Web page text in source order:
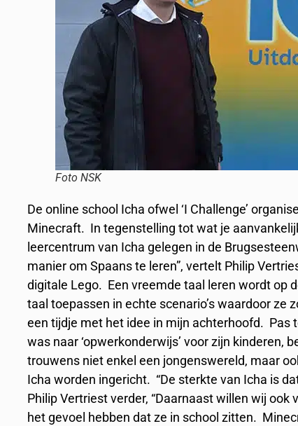
Foto NSK
De online school Icha ofwel ‘I Challenge’
Minecraft. In tegenstelling tot wat je
leercentrum van Icha gelegen in de
manier om Spaans te leren”, vertelt Philip
digitale Lego. Een vreemde taal leren wordt op
taal toepassen in echte scenario’s waardoor
een tijdje met het idee in mijn achterhoofd. Pas
was naar ‘opwerkonderwijs’ voor zijn kinderen,
trouwens niet enkel een jongenswereld, maar
Icha worden ingericht. “De sterkte van Icha is
Philip Vertriest verder, “Daarnaast willen wij
het gevoel hebben dat ze in school zitten.